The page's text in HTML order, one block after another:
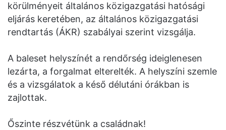
körülményeit általános közigazgatási hatósági
eljárás keretében, az általános közigazgatási
rendtartás (ÁKR) szabályai szerint vizsgálja.
A baleset helyszínét a rendőrség ideiglenesen
lezárta, a forgalmat elterelték. A helyszíni szemle
és a vizsgálatok a késő délutáni órákban is
zajlottak.
Őszinte részvétünk a családnak!